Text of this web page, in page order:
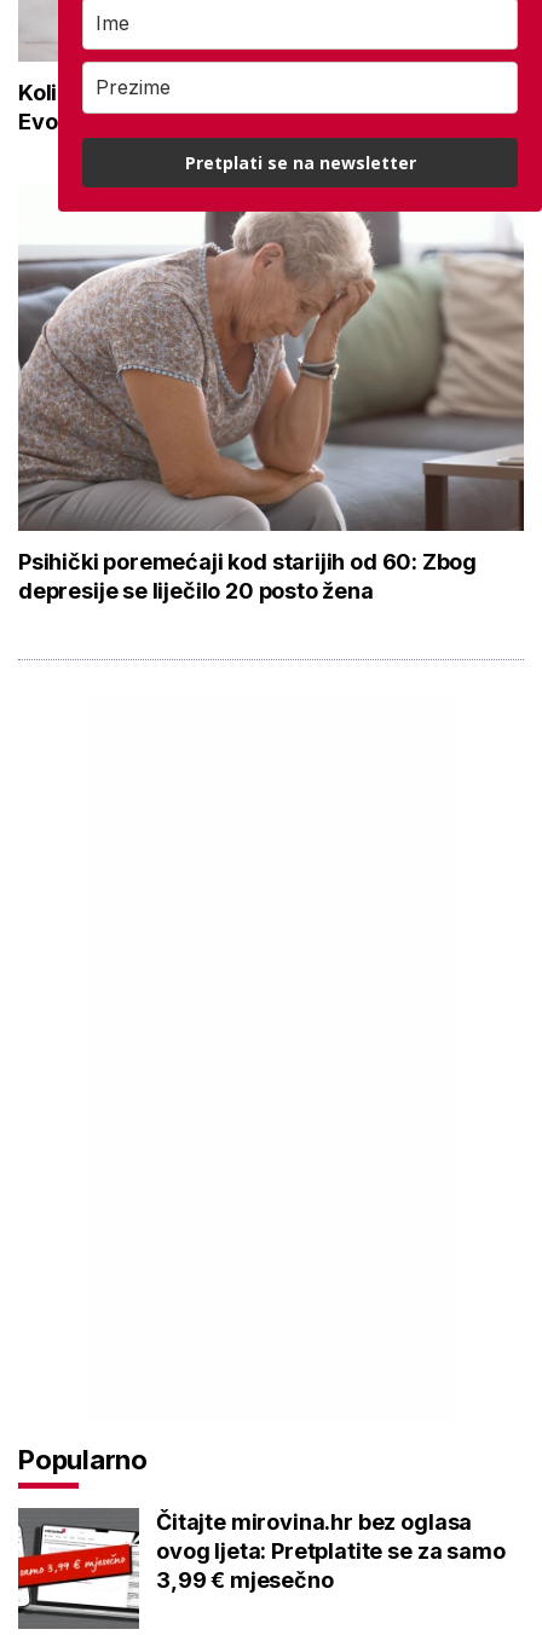
Koliko imamo bolničkih kreveta po stanovniku?
Evo kako stojimo u EU
Psihički poremećaji kod starijih od 60: Zbog
depresije se liječilo 20 posto žena
Popularno
Čitajte mirovina.hr bez oglasa
ovog ljeta: Pretplatite se za samo
3,99 € mjesečno
Pretplati se na newsletter